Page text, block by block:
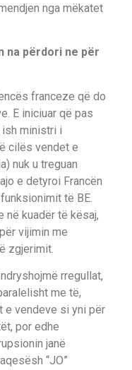
nga mëkatet
na përdori ne për
franceze që do
E iniciuar që pas
ministri i
cilës vendet e
nuk u treguan
e detyroi Francën
të BE.
në kuadër të kësaj,
vijimin me
zgjerimit.
rregullat,
me të,
e vendeve si yni për
por edhe
janë
“JO”